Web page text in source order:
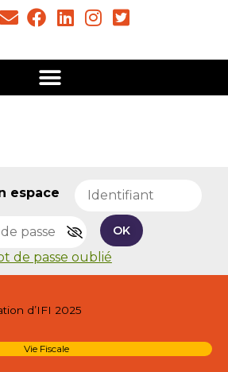
espace
OK
de passe oublié
d’IFI 2025
Vie Fiscale